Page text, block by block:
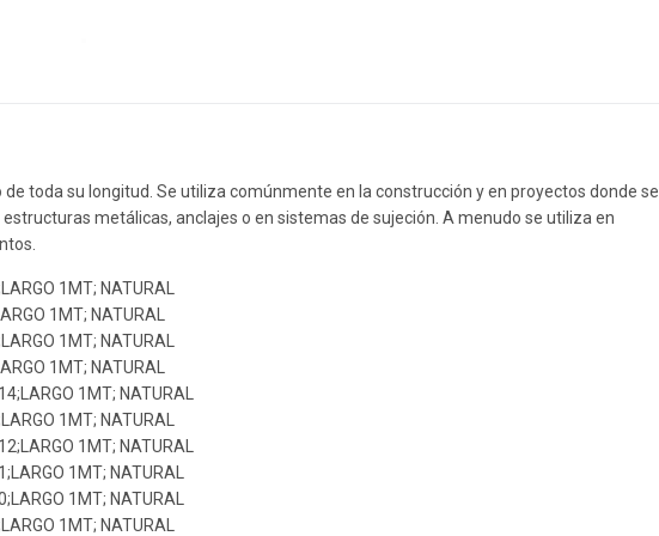
de toda su longitud. Se utiliza comúnmente en la construcción y en proyectos donde se
metálicas, anclajes o en sistemas de sujeción. A menudo se utiliza en
1MT; NATURAL
1MT; NATURAL
1MT; NATURAL
1MT; NATURAL
1MT; NATURAL
1MT; NATURAL
1MT; NATURAL
1MT; NATURAL
1MT; NATURAL
1MT; NATURAL